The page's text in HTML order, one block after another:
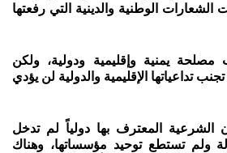
الشعارات الوطنية والدينية التي رفعتها
يمنية وإقليمية ودولية، ولكن
تداعياتها الإقليمية والدولية لن يؤدي
الشرعية المعترف بها دولياً لم تدخل
ولم تستطع توحيد مؤسساتها، وهناك